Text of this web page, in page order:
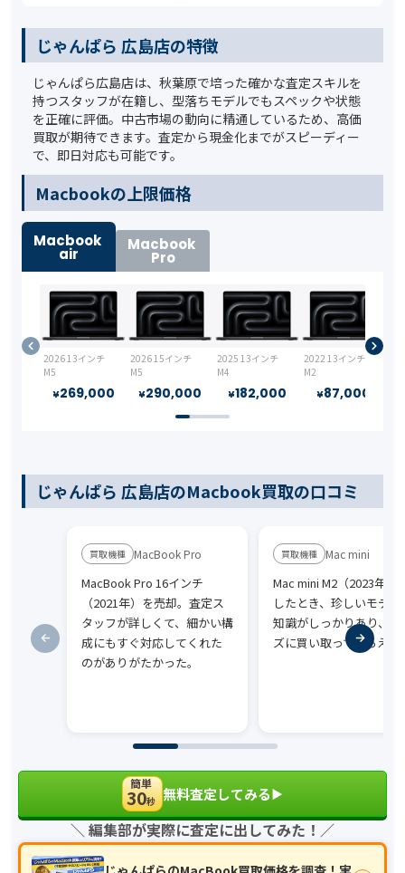
じゃんぱら 広島店の特徴
じゃんぱら広島店は、秋葉原で培った確かな査定スキルを
持つスタッフが在籍し、型落ちモデルでもスペックや状態
を正確に評価。中古市場の動向に精通しているため、高価
買取が期待できます。査定から現金化までがスピーディー
で、即日対応も可能です。
️Macbookの上限価格
Macbook
air Macbook
Pro
2026 13インチ
M5
¥269,000
2026 15インチ
M5
¥290,000
2025 13インチ
M4
¥182,000
2022 13インチ
M2
¥87,000
じゃんぱら 広島店のMacbook買取の口コミ
MacBook Pro
MacBook Pro 16インチ
（2021年）を売却。査定ス
タッフが詳しくて、細かい構
成にもすぐ対応してくれた
のがありがたかった。
Mac mini
Mac mini M2（2023年）
したとき、珍しいモデ
知識がしっかりあり、ス
ズに買い取ってもらえた
簡単
30秒 無料査定してみる▶︎
＼ 編集部が実際に査定に出してみた！／